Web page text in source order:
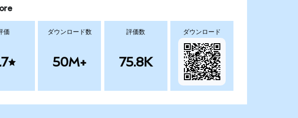
価 ダウンロード数
50M+
評価数
75.8K
ダウンロード